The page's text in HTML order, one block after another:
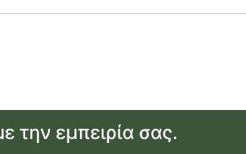
την εμπειρία σας.